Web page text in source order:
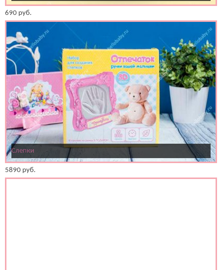
690 руб.
Слепки
5890 руб.